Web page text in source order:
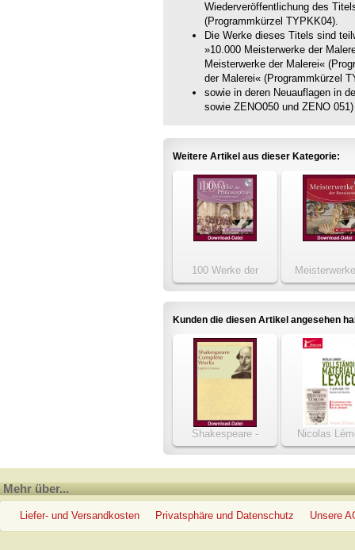
Wiederveröffentlichung des
(Programmkürzel TYPKK04).
Die Werke dieses Titels sind
»10.000 Meisterwerke der
Meisterwerke der Malerei«
der Malerei« (Programmkürzel
sowie in deren Neuauflagen in
sowie ZENO050 und ZENO
Weitere Artikel aus dieser Kategorie:
100 Werke der
Philosophie, die jeder
haben muss
Kunden die diesen Artikel angesehen
Shakespeare -
Complete Works /
Nicolas
Mehr über...
Liefer- und Versandkosten Privatsphäre und Datenschutz Unsere